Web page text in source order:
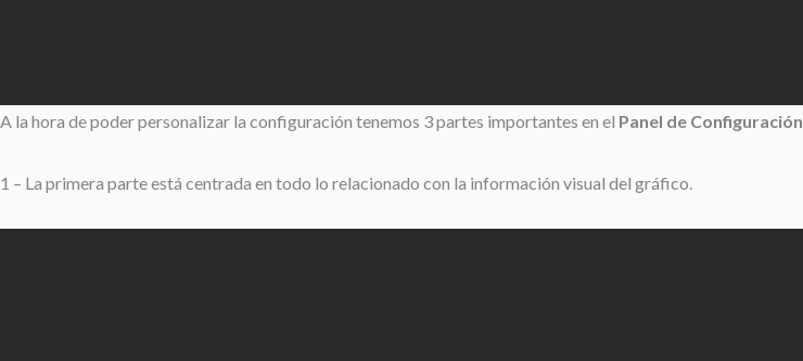
A la hora de poder personalizar la configuración tenemos 3 partes importantes en el Panel de Configuración
1 – La primera parte está centrada en todo lo relacionado con la información visual del gráfico.